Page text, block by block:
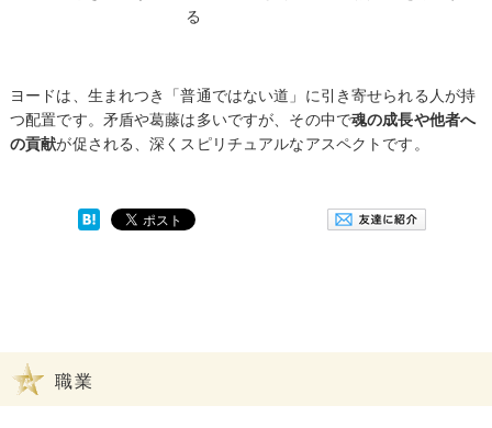
る
ヨードは、生まれつき「普通ではない道」に引き寄せられる人が持
つ配置です。矛盾や葛藤は多いですが、その中で魂の成長や他者へ
の貢献が促される、深くスピリチュアルなアスペクトです。
職業